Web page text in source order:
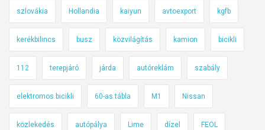
szlovákia Hollandia kaiyun avtoexport kgfb
kerékbilincs busz közvilágítás kamion bicikli
112 terepjáró járda autóreklám szabály
elektromos bicikli 60-as tábla M1 Nissan
közlekedés autópálya Lime dízel FEOL